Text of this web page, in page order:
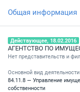
Общая информация
Действующее, 18.02.2016
АГЕНТСТВО ПО
Нет представительств и
Основной вид
84.11.8 — Управление
собственности